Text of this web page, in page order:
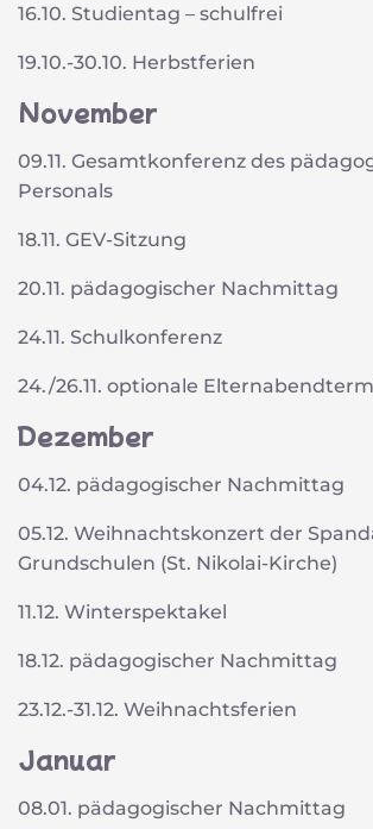
16.10. Studientag – schulfrei
19.10.-30.10. Herbstferien
November
09.11. Gesamtkonferenz des
Personals
18.11. GEV-Sitzung
20.11. pädagogischer Nachmittag
24.11. Schulkonferenz
24./26.11. optionale
Dezember
04.12. pädagogischer Nachmittag
05.12. Weihnachtskonzert der
Grundschulen (St. Nikolai-Kirche)
11.12. Winterspektakel
18.12. pädagogischer Nachmittag
23.12.-31.12. Weihnachtsferien
Januar
08.01. pädagogischer Nachmittag